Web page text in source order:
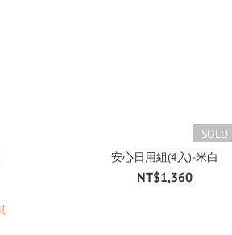
SOLD
安心日用組(4入)-米白
NT$1,360